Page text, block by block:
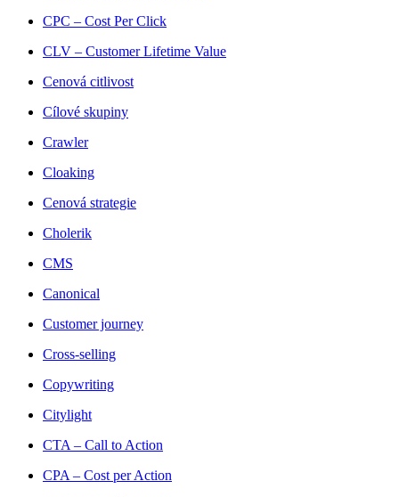
CPC – Cost Per Click
CLV – Customer Lifetime Value
Cenová citlivost
Cílové skupiny
Crawler
Cloaking
Cenová strategie
Cholerik
CMS
Canonical
Customer journey
Cross-selling
Copywriting
Citylight
CTA – Call to Action
CPA – Cost per Action